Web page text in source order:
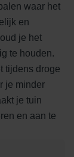
waar het
en
je het
te houden.
tijdens droge
je minder
je tuin
en aan te